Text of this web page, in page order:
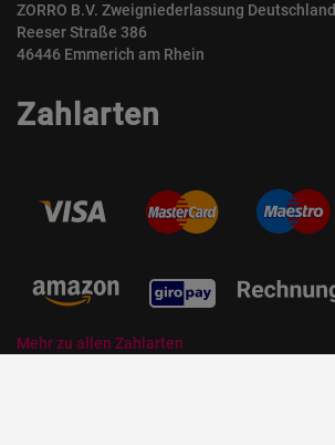
ZORRO B.V. Zweigniederlassung Deutschland
Reeser Straße 386
46446 Emmerich am Rhein
Zahlarten
Mehr zu allen Zahlarten